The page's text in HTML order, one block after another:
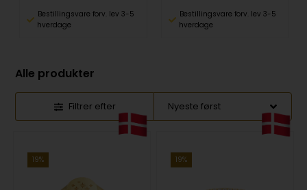
Bestillingsvare forv. lev 3-5
hverdage
Bestillingsvare forv. lev 3-5
hverdage
Alle produkter
Filtrer efter
19% 19%